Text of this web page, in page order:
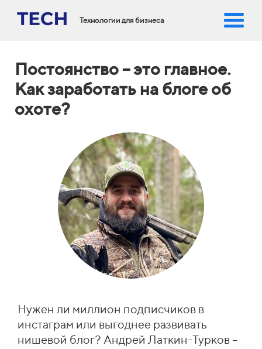
Технологии для бизнеса
Постоянство – это главное.
Как заработать на блоге об
охоте?
Нужен ли миллион подписчиков в
инстаграм или выгоднее развивать
нишевой блог? Андрей Латкин-Турков –